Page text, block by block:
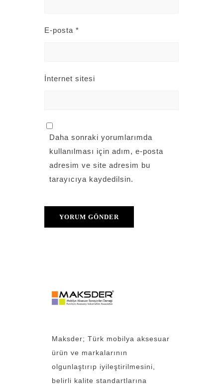
E-posta *
İnternet sitesi
Daha sonraki yorumlarımda
kullanılması için adım, e-posta
adresim ve site adresim bu
tarayıcıya kaydedilsin.
Maksder; Türk mobilya aksesuar
ürün ve markalarının
olgunlaştırıp iyileştirilmesini,
belirli kalite standartlarına